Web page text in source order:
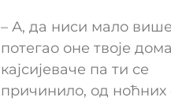
– А, да ниси мало више
потегао оне твоје
кајсијеваче па ти се
причинило, од ноћних